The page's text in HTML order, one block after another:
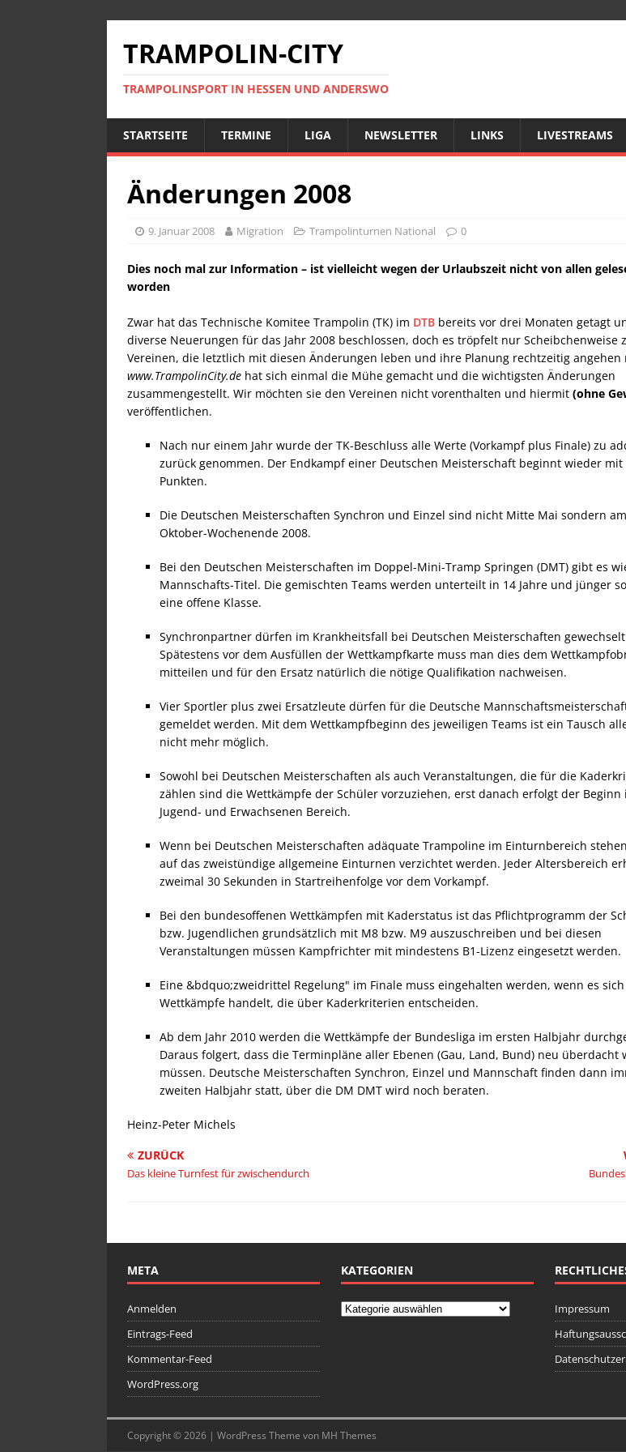
TRAMPOLIN-CITY
TRAMPOLINSPORT IN HESSEN UND ANDERSWO
STARTSEITE TERMINE LIGA NEWSLETTER LINKS LIVESTREAMS
Änderungen 2008
9. Januar 2008 Migration Trampolinturnen National 0
Dies noch mal zur Information – ist vielleicht wegen der Urlaubszeit nicht von allen
worden
Zwar hat das Technische Komitee Trampolin (TK) im DTB bereits vor drei Monaten getagt
diverse Neuerungen für das Jahr 2008 beschlossen, doch es tröpfelt nur Scheibchenweise
Vereinen, die letztlich mit diesen Änderungen leben und ihre Planung rechtzeitig angehen
www.TrampolinCity.de hat sich einmal die Mühe gemacht und die wichtigsten Änderungen
zusammengestellt. Wir möchten sie den Vereinen nicht vorenthalten und hiermit (ohne
veröffentlichen.
Nach nur einem Jahr wurde der TK-Beschluss alle Werte (Vorkampf plus Finale) zu
zurück genommen. Der Endkampf einer Deutschen Meisterschaft beginnt wieder mit
Punkten.
Die Deutschen Meisterschaften Synchron und Einzel sind nicht Mitte Mai sondern
Oktober-Wochenende 2008.
Bei den Deutschen Meisterschaften im Doppel-Mini-Tramp Springen (DMT) gibt es
Mannschafts-Titel. Die gemischten Teams werden unterteilt in 14 Jahre und jünger
eine offene Klasse.
Synchronpartner dürfen im Krankheitsfall bei Deutschen Meisterschaften
Spätestens vor dem Ausfüllen der Wettkampfkarte muss man dies dem
mitteilen und für den Ersatz natürlich die nötige Qualifikation nachweisen.
Vier Sportler plus zwei Ersatzleute dürfen für die Deutsche
gemeldet werden. Mit dem Wettkampfbeginn des jeweiligen Teams ist ein Tausch
nicht mehr möglich.
Sowohl bei Deutschen Meisterschaften als auch Veranstaltungen, die für die
zählen sind die Wettkämpfe der Schüler vorzuziehen, erst danach erfolgt der Beginn
Jugend- und Erwachsenen Bereich.
Wenn bei Deutschen Meisterschaften adäquate Trampoline im Einturnbereich
auf das zweistündige allgemeine Einturnen verzichtet werden. Jeder Altersbereich
zweimal 30 Sekunden in Startreihenfolge vor dem Vorkampf.
Bei den bundesoffenen Wettkämpfen mit Kaderstatus ist das Pflichtprogramm der
bzw. Jugendlichen grundsätzlich mit M8 bzw. M9 auszuschreiben und bei diesen
Veranstaltungen müssen Kampfrichter mit mindestens B1-Lizenz eingesetzt werden.
Eine &bdquo;zweidrittel Regelung" im Finale muss eingehalten werden, wenn es
Wettkämpfe handelt, die über Kaderkriterien entscheiden.
Ab dem Jahr 2010 werden die Wettkämpfe der Bundesliga im ersten Halbjahr
Daraus folgert, dass die Terminpläne aller Ebenen (Gau, Land, Bund) neu überdacht
müssen. Deutsche Meisterschaften Synchron, Einzel und Mannschaft finden dann
zweiten Halbjahr statt, über die DM DMT wird noch beraten.
Heinz-Peter Michels
ZURÜCK
Das kleine Turnfest für zwischendurch
META
Anmelden
Eintrags-Feed
Kommentar-Feed
WordPress.org
KATEGORIEN
Impressum
Copyright © 2026 | WordPress Theme von MH Themes